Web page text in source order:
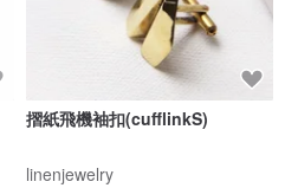
摺紙飛機袖扣(cufflinkS)
linenjewelry